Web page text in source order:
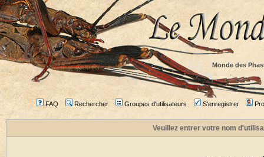
Monde des
FAQ Rechercher Groupes d'utilisateurs S'enregistrer
Veuillez entrer votre nom